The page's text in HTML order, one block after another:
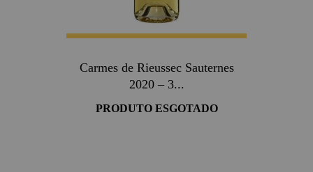
Carmes de Rieussec Sauternes
2020 – 3...
PRODUTO ESGOTADO